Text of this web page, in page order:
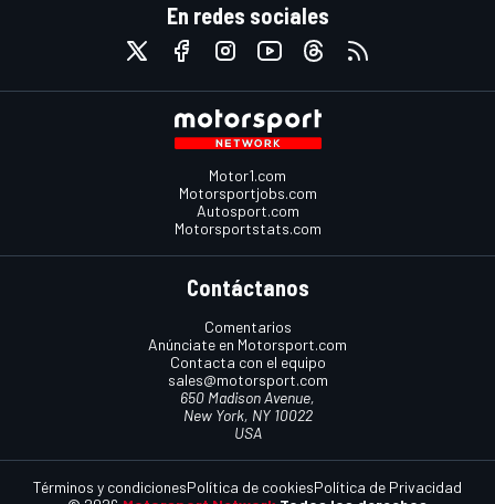
En redes sociales
Motor1.com
Motorsportjobs.com
Autosport.com
Motorsportstats.com
Contáctanos
Comentarios
Anúnciate en Motorsport.com
Contacta con el equipo
sales@motorsport.com
650 Madison Avenue,
New York, NY 10022
USA
Términos y condicionesPolítica de cookiesPolítica de Privacidad